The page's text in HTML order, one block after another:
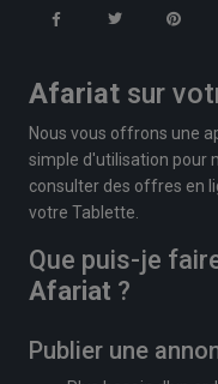
Afariat sur
Nous vous offrons une
simple d'utilisation pour
consulter des offres en
votre Tablette.
Que puis-je
Afariat ?
Publier une